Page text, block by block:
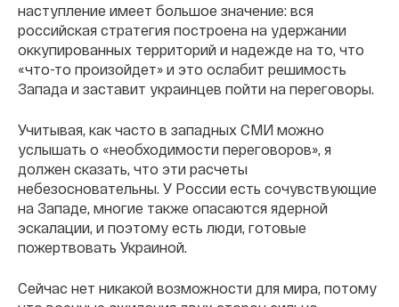
наступление имеет большое значение: вся
российская стратегия построена на удержании
оккупированных территорий и надежде на то, что
«что-то произойдет» и это ослабит решимость
Запада и заставит украинцев пойти на переговоры.
Учитывая, как часто в западных СМИ можно
услышать о «необходимости переговоров», я
должен сказать, что эти расчеты
небезосновательны. У России есть сочувствующие
на Западе, многие также опасаются ядерной
эскалации, и поэтому есть люди, готовые
пожертвовать Украиной.
Сейчас нет никакой возможности для мира, потому